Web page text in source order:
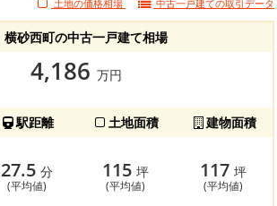
土地の価格相場 中古一戸建ての取引データ
横砂西町の中古一戸建て相場
4,186 万円
駅距離 土地面積 建物面積
27.5分
(平均値)
115 坪
(平均値)
117坪
(平均値)